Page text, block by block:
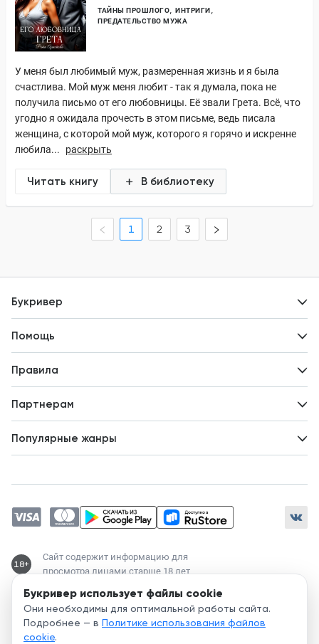
Букривер использует файлы cookie
Они необходимы для оптимальной работы сайта.
Подробнее — в Политике использования файлов
cookie.
ТАЙНЫ ПРОШЛОГО
ИНТРИГИ
ПРЕДАТЕЛЬСТВО МУЖА
У меня был любимый муж, размеренная жизнь и я была
счастлива. Мой муж меня любит - так я думала, пока не
получила письмо от его любовницы. Её звали Грета. Всё, что
угодно я ожидала прочесть в этом письме, ведь писала
женщина, с которой мой муж, которого я горячо и искренне
любила...
раскрыть
Читать книгу В библиотеку
1 2 3
Букривер
Новости
Помощь
Правила
Партнерам
Популярные жанры
Магические академии
Современный любовный роман
Любовное фэнтези
18+
Сайт содержит информацию для
просмотра лицами старше 18 лет
Служба поддержки:
support@bookriver.ru